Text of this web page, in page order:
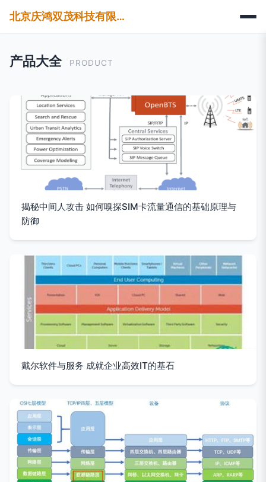
北京庆鸿双茂科技有限公司
产品大全 PRODUCT
揭秘中间人攻击 如何嗅探SIM卡流量通信的基础原理与
防御
戴尔软件与服务 成就企业高效IT的基石